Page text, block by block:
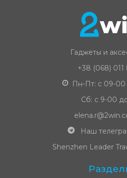
Гаджеты и
+38 (068) 011
Пн-Пт: с 09-
Сб: с 9-00
Наш
Shenzhen Leader